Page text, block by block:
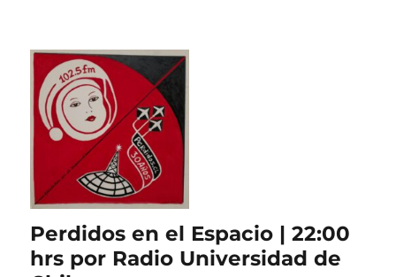
Perdidos en el Espacio | 22:00
hrs por Radio Universidad de